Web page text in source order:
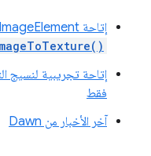
إتاحة HTMLImageElement وImageData في
إتاحة تجريبية لنسيج
فقط
آخر الأخبار من Dawn